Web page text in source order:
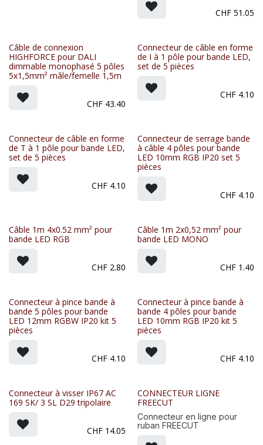
CHF 51.05
Câble de connexion
HIGHFORCE pour DALI
dimmable monophasé 5 pôles
5x1,5mm² mâle/femelle 1,5m
CHF 43.40
Connecteur de câble en forme
de I à 1 pôle pour bande LED,
set de 5 pièces
CHF 4.10
Connecteur de câble en forme
de T à 1 pôle pour bande LED,
set de 5 pièces
CHF 4.10
Connecteur de serrage bande
à câble 4 pôles pour bande
LED 10mm RGB IP20 set 5
pièces
CHF 4.10
Câble 1m 4x0.52 mm² pour
bande LED RGB
CHF 2.80
Câble 1m 2x0,52 mm² pour
bande LED MONO
CHF 1.40
Connecteur à pince bande à
bande 5 pôles pour bande
LED 12mm RGBW IP20 kit 5
pièces
CHF 4.10
Connecteur à pince bande à
bande 4 pôles pour bande
LED 10mm RGB IP20 kit 5
pièces
CHF 4.10
Connecteur à visser IP67 AC
169 SK/ 3 SL D29 tripolaire
CHF 14.05
CONNECTEUR LIGNE
FREECUT
Connecteur en ligne pour
ruban FREECUT